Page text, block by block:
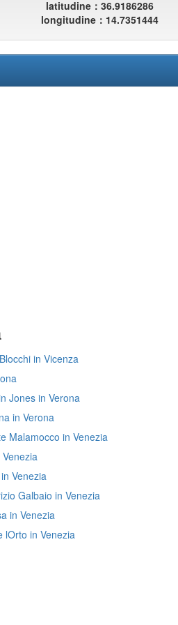
latitudine：36.9186286
longitudine：14.7351444
in Vicenza
Jones in Verona
in Verona
Malamocco in Venezia
Venezia
Galbaio in Venezia
in Venezia
lOrto in Venezia